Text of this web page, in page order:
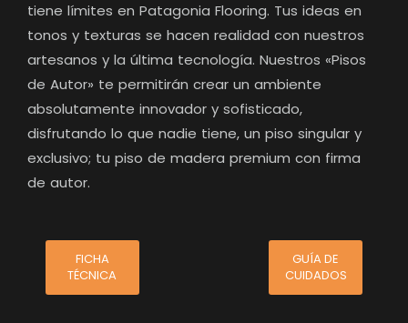
tiene límites en Patagonia Flooring. Tus ideas en
tonos y texturas se hacen realidad con nuestros
artesanos y la última tecnología. Nuestros «Pisos
de Autor» te permitirán crear un ambiente
absolutamente innovador y sofisticado,
disfrutando lo que nadie tiene, un piso singular y
exclusivo; tu piso de madera premium con firma
de autor.
FICHA
TÉCNICA
GUÍA DE
CUIDADOS